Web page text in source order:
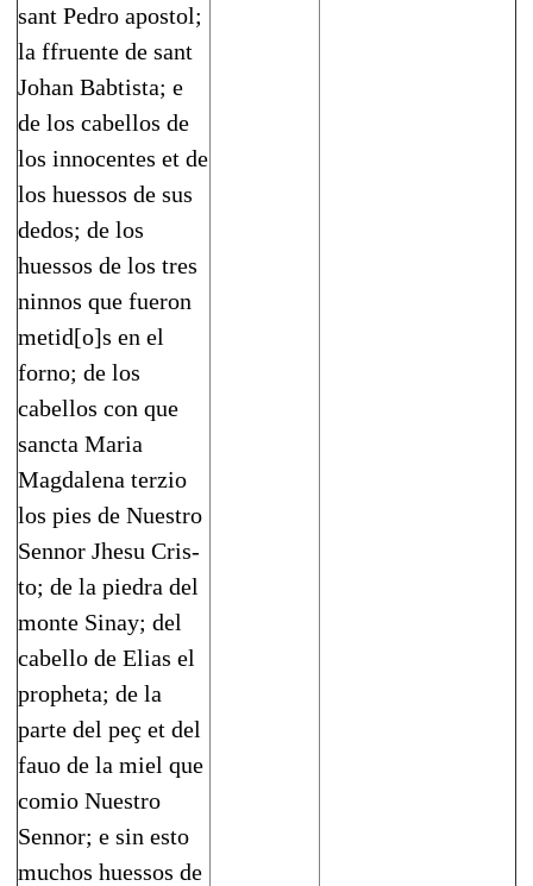
sant Pedro apostol;
la ffruente de sant
Johan Babtista; e
de los cabe­llos de
los innocentes et de
los huessos de sus
dedos; de los
huessos de los tres
ninnos que fueron
metid[o]s en el
forno; de los
cabellos con que
sancta Maria
Magdalena terzio
los pies de Nuestro
Sennor Jhesu Cris­
to; de la piedra del
monte Sinay; del
cabello de Elias el
propheta; de la
parte del peç et del
fauo de la miel que
comio Nuestro
Sennor; e sin esto
muchos huessos de